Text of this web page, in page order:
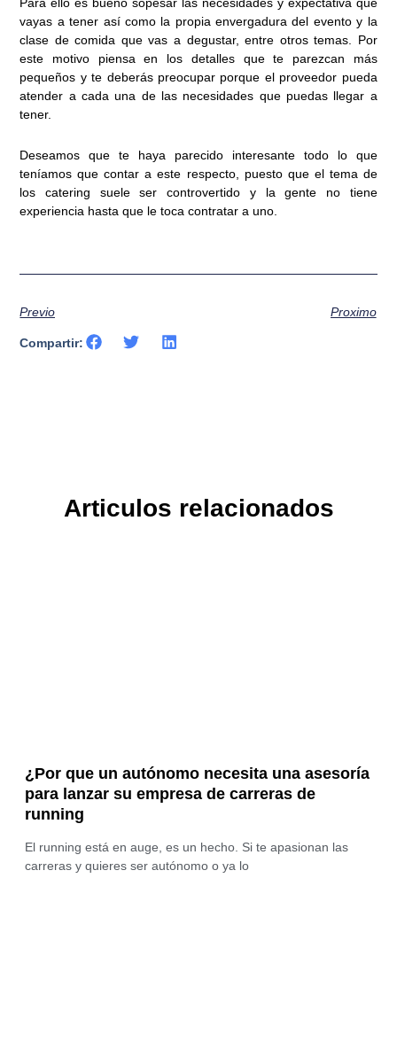
Para ello es bueno sopesar las necesidades y expectativa que
vayas a tener así como la propia envergadura del evento y la
clase de comida que vas a degustar, entre otros temas. Por
este motivo piensa en los detalles que te parezcan más
pequeños y te deberás preocupar porque el proveedor pueda
atender a cada una de las necesidades que puedas llegar a
tener.
Deseamos que te haya parecido interesante todo lo que
teníamos que contar a este respecto, puesto que el tema de
los catering suele ser controvertido y la gente no tiene
experiencia hasta que le toca contratar a uno.
Previo Proximo
Compartir:
Articulos relacionados
¿Por que un autónomo necesita una asesoría
para lanzar su empresa de carreras de
running
El running está en auge, es un hecho. Si te apasionan las
carreras y quieres ser autónomo o ya lo